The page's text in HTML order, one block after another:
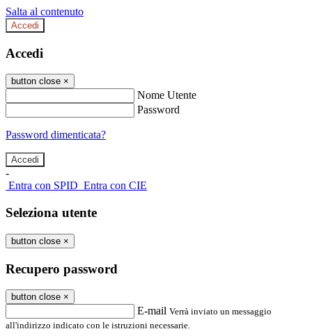
Salta al contenuto
Accedi
Accedi
button close ×
Nome Utente
Password
Password dimenticata?
-
Entra con SPID Entra con CIE
Seleziona utente
button close ×
Recupero password
button close ×
E-mail Verrà inviato un messaggio
all'indirizzo indicato con le istruzioni necessarie.